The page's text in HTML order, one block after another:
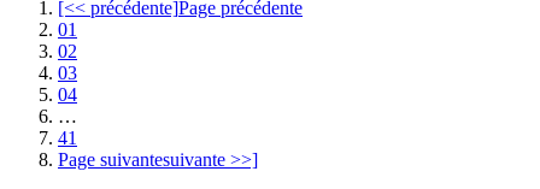
[<< précédente]Page précédente
01
02
03
04
…
41
Page suivantesuivante >>]